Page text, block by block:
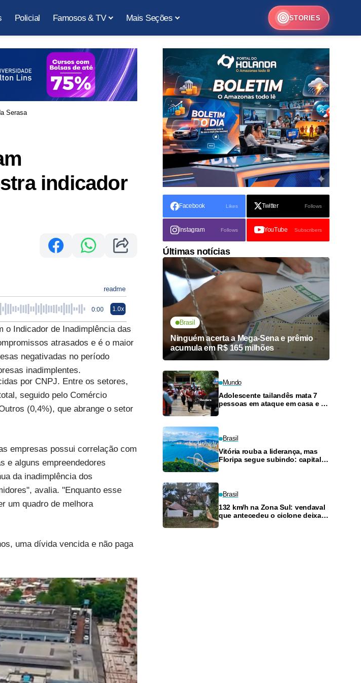
Policial Famosos & TV Mais Seções STORIES
Serasa
indicador
readme
0:00 1.0x
o Indicador de Inadimplência das
atrasados e é o maior
negativadas no período
inadimplentes.
por CNPJ. Entre os setores,
seguido pelo Comércio
(0,4%), que abrange o setor
empresas possui correlação com
e alguns empreendedores
da inadimplência dos
avalia. "Enquanto esse
um quadro de melhora
uma dívida vencida e não paga
Facebook Likes Twitter Follows
Instagram Follows YouTube Subscribers
Últimas notícias
Brasil
Ninguém acerta a Mega-Sena e prêmio
acumula em R$ 165 milhões
Mundo
Adolescente tailandês mata 7
pessoas em ataque em casa e na
Brasil
Vitória rouba a liderança, mas
Floripa segue subindo: capital
Brasil
132 km/h na Zona Sul: vendaval
que antecedeu o ciclone deixa